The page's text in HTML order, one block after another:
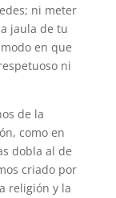
ni meter
jaula de tu
en que
ni
de la
como en
dobla al de
criado por
religión y la